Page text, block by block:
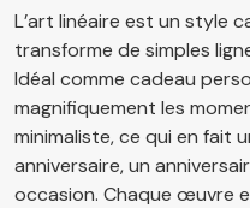
L’art linéaire est un style
transforme de simples
Idéal comme cadeau
magnifiquement les
minimaliste, ce qui en fait
anniversaire, un
occasion. Chaque œuvre